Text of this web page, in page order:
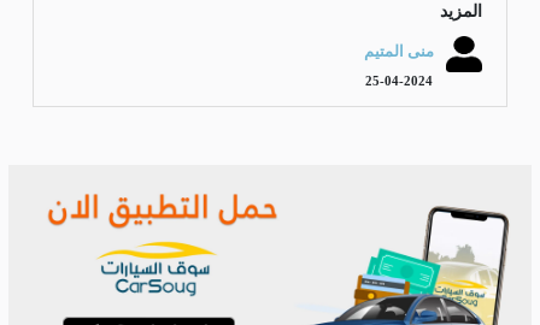
المزيد
منى المتيم
25-04-2024